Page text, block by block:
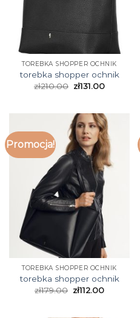
TOREBKA SHOPPER OCHNIK
torebka shopper ochnik
zł210.00 zł131.00
Promocja!
TOREBKA SHOPPER OCHNIK
torebka shopper ochnik
zł179.00 zł112.00